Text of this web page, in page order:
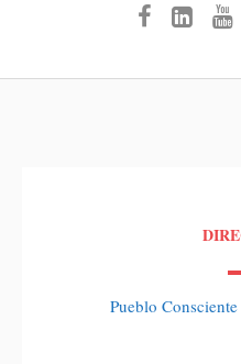
Pueblo Consciente